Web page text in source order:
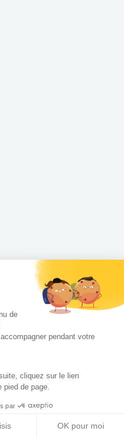
de
pendant votre
cliquez sur le lien
de page.
par
OK pour moi